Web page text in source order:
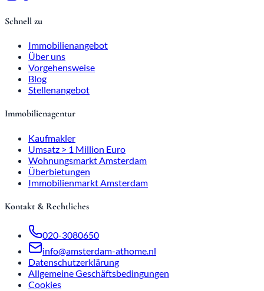
Schnell zu
Immobilienangebot
Über uns
Vorgehensweise
Blog
Stellenangebot
Immobilienagentur
Kaufmakler
Umsatz > 1 Million Euro
Wohnungsmarkt Amsterdam
Überbietungen
Immobilienmarkt Amsterdam
Kontakt & Rechtliches
020-3080650
info@amsterdam-athome.nl
Datenschutzerklärung
Allgemeine Geschäftsbedingungen
Cookies